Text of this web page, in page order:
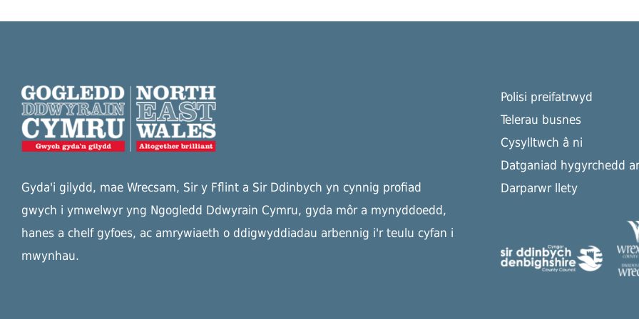
Gyda'i gilydd, mae Wrecsam, Sir y Fflint a Sir Ddinbych yn cynnig profiad
gwych i ymwelwyr yng Ngogledd Ddwyrain Cymru, gyda môr a mynyddoedd,
hanes a chelf gyfoes, ac amrywiaeth o ddigwyddiadau arbennig i'r teulu cyfan i
mwynhau.
Polisi preifatrwyd
Telerau busnes
Cysylltwch â ni
Datganiad hygyrchedd
Darparwr llety